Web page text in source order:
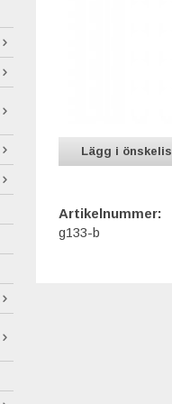
Lägg i
Artikelnummer:
g133-b